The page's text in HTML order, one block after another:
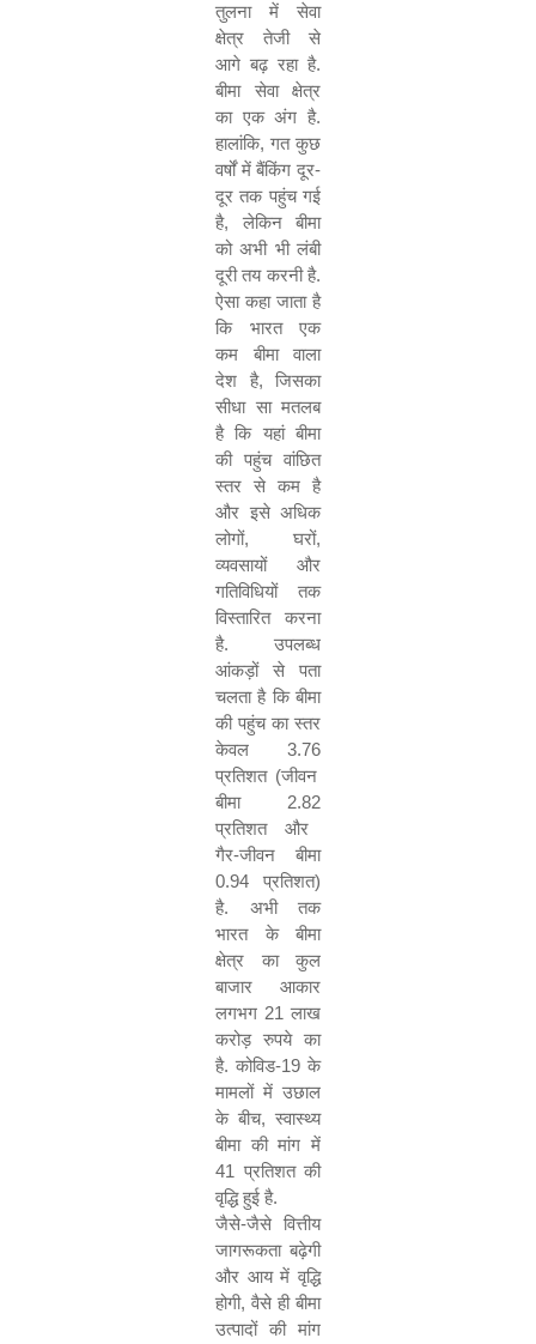
तुलना में सेवा
क्षेत्र तेजी से
आगे बढ़ रहा है.
बीमा सेवा क्षेत्र
का एक अंग है.
हालांकि, गत कुछ
वर्षों में बैंकिंग दूर-
दूर तक पहुंच गई
है, लेकिन बीमा
को अभी भी लंबी
दूरी तय करनी है.
ऐसा कहा जाता है
कि भारत एक
कम बीमा वाला
देश है, जिसका
सीधा सा मतलब
है कि यहां बीमा
की पहुंच वांछित
स्तर से कम है
और इसे अधिक
लोगों, घरों,
व्यवसायों और
गतिविधियों तक
विस्तारित करना
है. उपलब्ध
आंकड़ों से पता
चलता है कि बीमा
की पहुंच का स्तर
केवल 3.76
प्रतिशत (जीवन
बीमा 2.82
प्रतिशत और
गैर-जीवन बीमा
0.94 प्रतिशत)
है. अभी तक
भारत के बीमा
क्षेत्र का कुल
बाजार आकार
लगभग 21 लाख
करोड़ रुपये का
है. कोविड-19 के
मामलों में उछाल
के बीच, स्वास्थ्य
बीमा की मांग में
41 प्रतिशत की
वृद्धि हुई है.
जैसे-जैसे वित्तीय
जागरूकता बढ़ेगी
और आय में वृद्धि
होगी, वैसे ही बीमा
उत्पादों की मांग